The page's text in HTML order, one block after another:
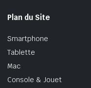
Plan du Site
Smartphone
Tablette
Mac
Console & Jouet